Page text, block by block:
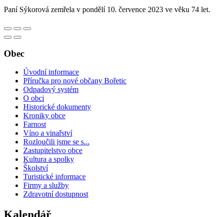
Paní Sýkorová zemřela v pondělí 10. července 2023 ve věku 74 let.
Obec
Úvodní informace
Příručka pro nové občany Bořetic
Odpadový systém
O obci
Historické dokumenty
Kroniky obce
Farnost
Víno a vinařství
Rozloučili jsme se s...
Zastupitelstvo obce
Kultura a spolky
Školství
Turistické informace
Firmy a služby
Zdravotní dostupnost